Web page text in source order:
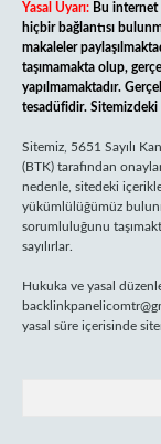
Yasal Uyarı: Bu internet
hiçbir bağlantısı
makaleler
taşımamakta olup,
yapılmamaktadır.
tesadüfidir. Sitemizdeki
Sitemiz, 5651 Sayılı
(BTK) tarafından
nedenle, sitedeki
yükümlülüğümüz
sorumluluğunu
sayılırlar.
Hukuka ve yasal
yasal süre içerisinde